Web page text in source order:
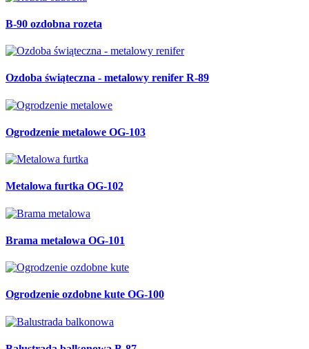
B-90 ozdobna rozeta
Ozdoba świąteczna - metalowy renifer R-89
Ogrodzenie metalowe OG-103
Metalowa furtka OG-102
Brama metalowa OG-101
Ogrodzenie ozdobne kute OG-100